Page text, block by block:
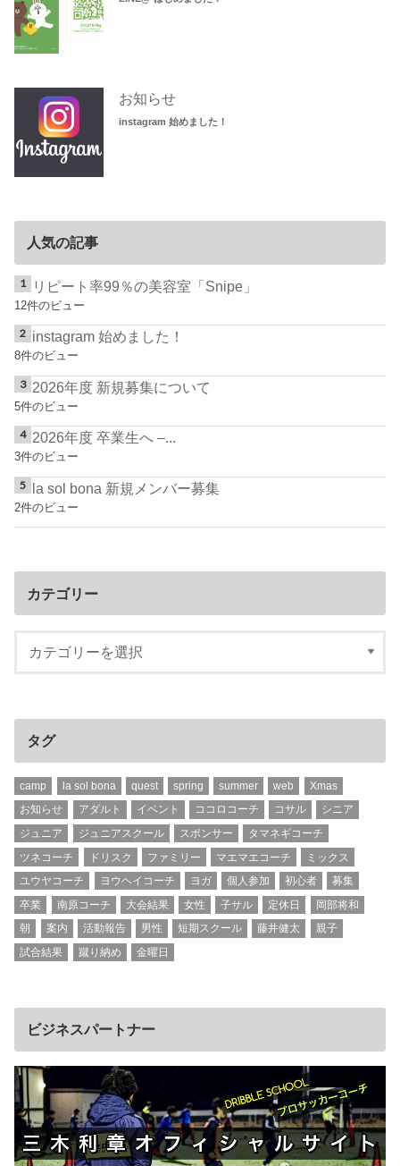
お知らせ
instagram 始めました！
人気の記事
リピート率99％の美容室「Snipe」
12件のビュー
instagram 始めました！
8件のビュー
2026年度 新規募集について
5件のビュー
2026年度 卒業生へ –...
3件のビュー
la sol bona 新規メンバー募集
2件のビュー
カテゴリー
タグ
camp la sol bona quest spring summer web
Xmas
お知らせ
アダルト イベント ココロコーチ コサル
シニア
ジュニア
ジュニアスクール スポンサー
タマネギコーチ
ツネコーチ
ドリスク ファミリー マエマエコーチ
ミックス
ユウヤコーチ
ヨウヘイコーチ ヨガ 個人参加 初心者
募集
卒業
南原コーチ 大会結果 女性 子サル 定休日
岡部将和
朝
案内 活動報告 男性 短期スクール 藤井健太
親子
試合結果
蹴り納め 金曜日
ビジネスパートナー